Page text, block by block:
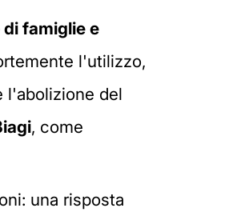
famiglie e
l'utilizzo,
l'abolizione del
, come
una risposta